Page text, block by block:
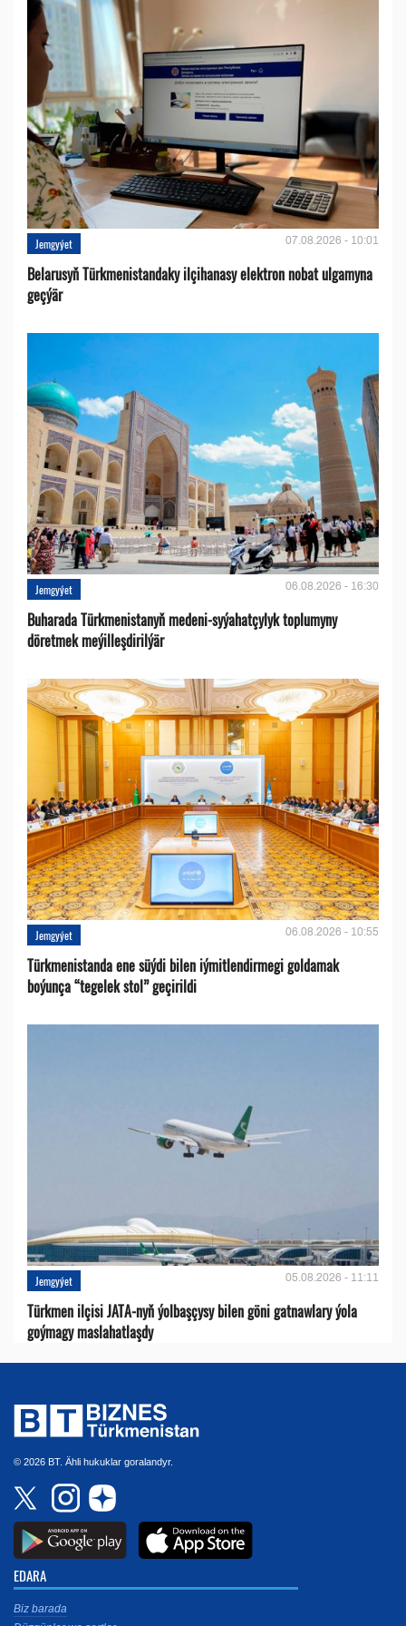
Jemgyýet 07.08.2026 - 10:01
Belarusyň Türkmenistandaky ilçihanasy elektron nobat ulgamyna
geçýär
Jemgyýet 06.08.2026 - 16:30
Buharada Türkmenistanyň medeni-syýahatçylyk toplumyny
döretmek meýilleşdirilýär
Jemgyýet 06.08.2026 - 10:55
Türkmenistanda ene süýdi bilen iýmitlendirmegi goldamak
boýunça “tegelek stol” geçirildi
Jemgyýet 05.08.2026 - 11:11
Türkmen ilçisi JATA-nyň ýolbaşçysy bilen göni gatnawlary ýola
goýmagy maslahatlaşdy
© 2026 BT. Ähli hukuklar goralandyr.
EDARA
Biz barada